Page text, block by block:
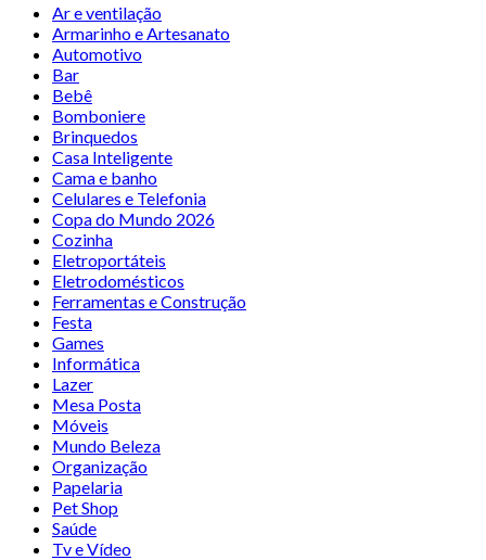
Ar e ventilação
Armarinho e Artesanato
Automotivo
Bar
Bebê
Bomboniere
Brinquedos
Casa Inteligente
Cama e banho
Celulares e Telefonia
Copa do Mundo 2026
Cozinha
Eletroportáteis
Eletrodomésticos
Ferramentas e Construção
Festa
Games
Informática
Lazer
Mesa Posta
Móveis
Mundo Beleza
Organização
Papelaria
Pet Shop
Saúde
Tv e Vídeo